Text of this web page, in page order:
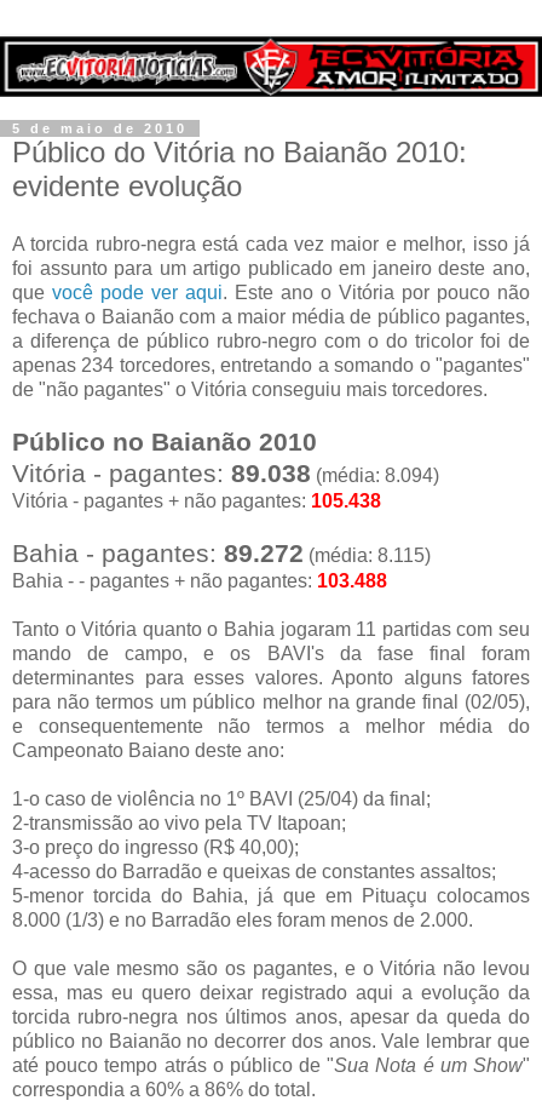
5 de maio de 2010
Público do Vitória no Baianão 2010:
evidente evolução
A torcida rubro-negra está cada vez maior e melhor, isso já
foi assunto para um artigo publicado em janeiro deste ano,
que você pode ver aqui. Este ano o Vitória por pouco não
fechava o Baianão com a maior média de público pagantes,
a diferença de público rubro-negro com o do tricolor foi de
apenas 234 torcedores, entretando a somando o "pagantes"
de "não pagantes" o Vitória conseguiu mais torcedores.
Público no Baianão 2010
Vitória - pagantes: 89.038 (média: 8.094)
Vitória - pagantes + não pagantes: 105.438
Bahia - pagantes: 89.272 (média: 8.115)
Bahia - - pagantes + não pagantes: 103.488
Tanto o Vitória quanto o Bahia jogaram 11 partidas com seu
mando de campo, e os BAVI's da fase final foram
determinantes para esses valores. Aponto alguns fatores
para não termos um público melhor na grande final (02/05),
e consequentemente não termos a melhor média do
Campeonato Baiano deste ano:
1-o caso de violência no 1º BAVI (25/04) da final;
2-transmissão ao vivo pela TV Itapoan;
3-o preço do ingresso (R$ 40,00);
4-acesso do Barradão e queixas de constantes assaltos;
5-menor torcida do Bahia, já que em Pituaçu colocamos
8.000 (1/3) e no Barradão eles foram menos de 2.000.
O que vale mesmo são os pagantes, e o Vitória não levou
essa, mas eu quero deixar registrado aqui a evolução da
torcida rubro-negra nos últimos anos, apesar da queda do
público no Baianão no decorrer dos anos. Vale lembrar que
até pouco tempo atrás o público de "Sua Nota é um Show"
correspondia a 60% a 86% do total.